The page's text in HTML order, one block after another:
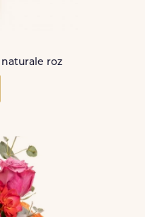
roz